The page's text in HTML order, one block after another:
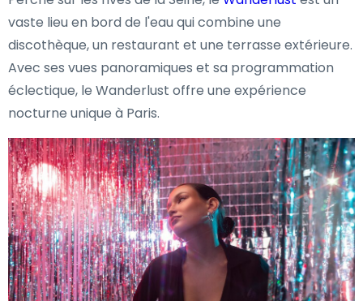
vaste lieu en bord de l'eau qui combine une
discothèque, un restaurant et une terrasse extérieure.
Avec ses vues panoramiques et sa programmation
éclectique, le Wanderlust offre une expérience
nocturne unique à Paris.